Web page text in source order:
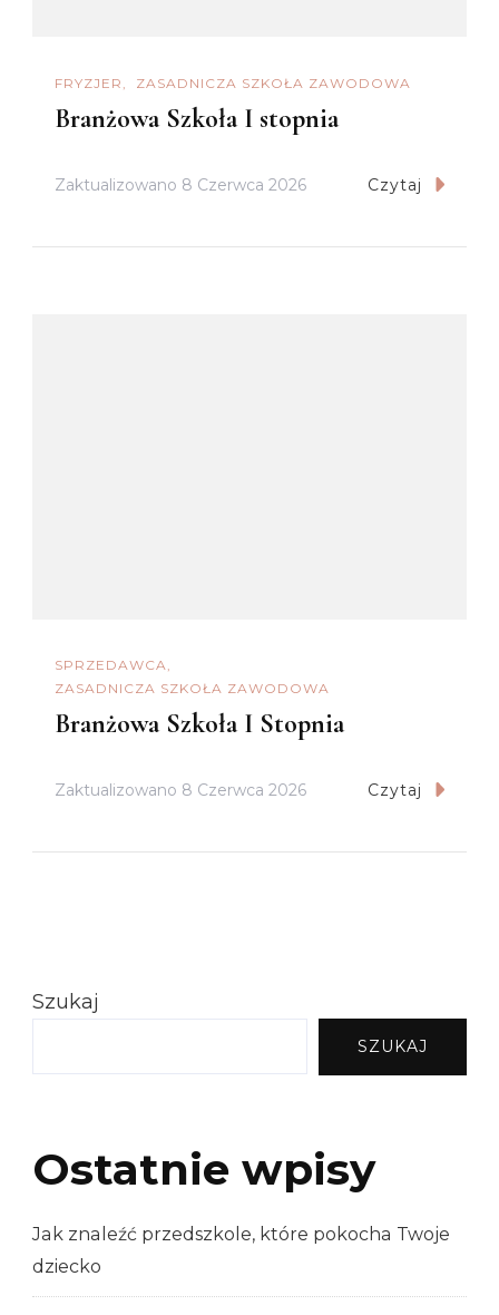
FRYZJER ZASADNICZA SZKOŁA ZAWODOWA
Branżowa Szkoła I stopnia
Zaktualizowano 8 Czerwca 2026 Czytaj
SPRZEDAWCA
ZASADNICZA SZKOŁA ZAWODOWA
Branżowa Szkoła I Stopnia
Zaktualizowano 8 Czerwca 2026 Czytaj
Szukaj
SZUKAJ
Ostatnie wpisy
Jak znaleźć przedszkole, które pokocha Twoje
dziecko